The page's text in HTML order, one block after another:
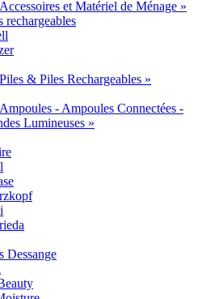
et Matériel de Ménage »
rechargeables
& Piles Rechargeables »
- Ampoules Connectées -
Lumineuses »
Dessange